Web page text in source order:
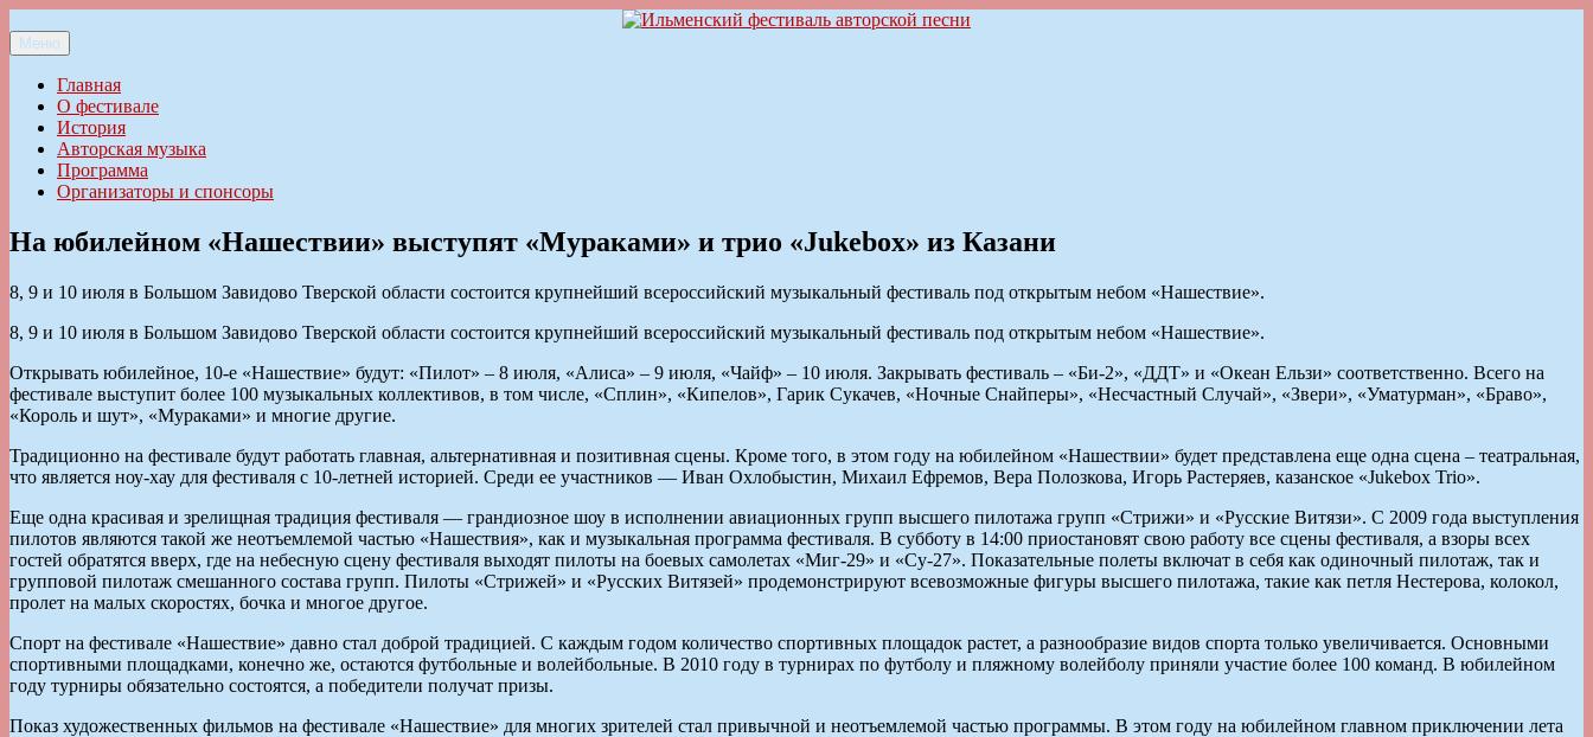
к
содержимому
Ильменский фестиваль авторской песни
Меню
Главная
О фестивале
История
Авторская музыка
Программа
Организаторы и спонсоры
На юбилейном «Нашествии» выступят «Мураками» и трио «Jukebox» из Казани
8, 9 и 10 июля в Большом Завидово Тверской области состоится крупнейший всероссийский музыкальный фестиваль под открытым небом «Нашествие».
8, 9 и 10 июля в Большом Завидово Тверской области состоится крупнейший всероссийский музыкальный фестиваль под открытым небом «Нашествие».
Открывать юбилейное, 10-е «Нашествие» будут: «Пилот» – 8 июля, «Алиса» – 9 июля, «Чайф» – 10 июля. Закрывать фестиваль – «Би-2», «ДДТ» и «Океан Ельзи» соответственно. Всего на
фестивале выступит более 100 музыкальных коллективов, в том числе, «Сплин», «Кипелов», Гарик Сукачев, «Ночные Снайперы», «Несчастный Случай», «Звери», «Уматурман», «Браво»,
«Король и шут», «Мураками» и многие другие.
Традиционно на фестивале будут работать главная, альтернативная и позитивная сцены. Кроме того, в этом году на юбилейном «Нашествии» будет представлена еще одна сцена – театральная,
что является ноу-хау для фестиваля с 10-летней историей. Среди ее участников — Иван Охлобыстин, Михаил Ефремов, Вера Полозкова, Игорь Растеряев, казанское «Jukebox Trio».
Еще одна красивая и зрелищная традиция фестиваля — грандиозное шоу в исполнении авиационных групп высшего пилотажа групп «Стрижи» и «Русские Витязи». С 2009 года выступления
пилотов являются такой же неотъемлемой частью «Нашествия», как и музыкальная программа фестиваля. В субботу в 14:00 приостановят свою работу все сцены фестиваля, а взоры всех
гостей обратятся вверх, где на небесную сцену фестиваля выходят пилоты на боевых самолетах «Миг-29» и «Су-27». Показательные полеты включат в себя как одиночный пилотаж, так и
групповой пилотаж смешанного состава групп. Пилоты «Стрижей» и «Русских Витязей» продемонстрируют всевозможные фигуры высшего пилотажа, такие как петля Нестерова, колокол,
пролет на малых скоростях, бочка и многое другое.
Спорт на фестивале «Нашествие» давно стал доброй традицией. С каждым годом количество спортивных площадок растет, а разнообразие видов спорта только увеличивается. Основными
спортивными площадками, конечно же, остаются футбольные и волейбольные. В 2010 году в турнирах по футболу и пляжному волейболу приняли участие более 100 команд. В юбилейном
году турниры обязательно состоятся, а победители получат призы.
Показ художественных фильмов на фестивале «Нашествие» для многих зрителей стал привычной и неотъемлемой частью программы. В этом году на юбилейном главном приключении лета